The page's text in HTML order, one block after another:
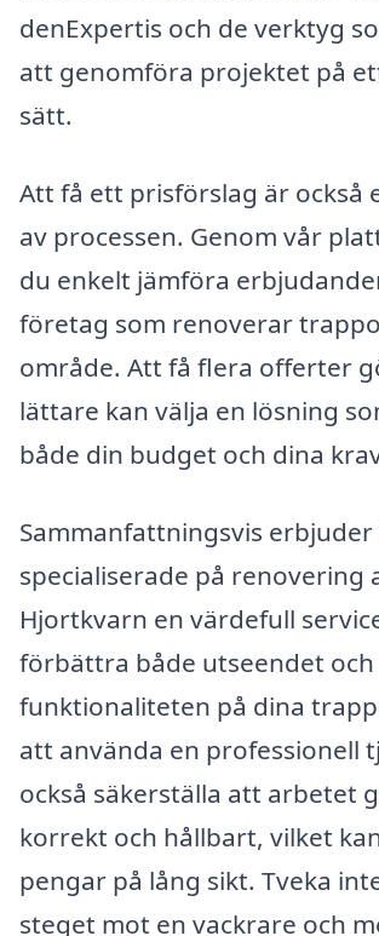
denExpertis och de verktyg
att genomföra projektet på
sätt.
Att få ett prisförslag är också
av processen. Genom vår
du enkelt jämföra
företag som renoverar
område. Att få flera offerter
lättare kan välja en lösning
både din budget och dina
Sammanfattningsvis
specialiserade på renovering
Hjortkvarn en värdefull
förbättra både utseendet och
funktionaliteten på dina
att använda en professionell
också säkerställa att arbetet
korrekt och hållbart, vilket
pengar på lång sikt. Tveka
steget mot en vackrare och